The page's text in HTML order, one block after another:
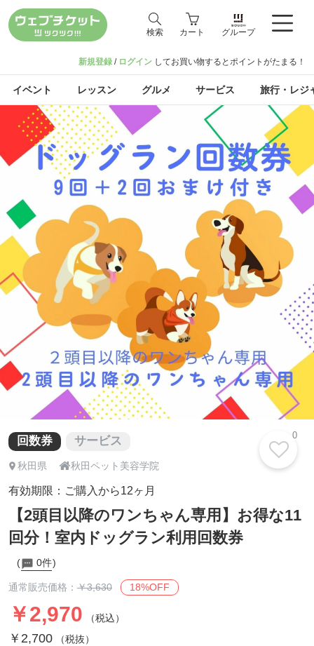
検索 カート グループ
新規登録 / ログイン してお買い物するとポイントがたまる！
イベント レッスン グルメ サービス 旅行・レジ
回数券 サービス
秋田県 秋田ペット美容学院
有効期限：ご購入から12ヶ月
【2頭目以降のワンちゃん専用】お得な11
回分！室内ドッグラン利用回数券
0件
通常販売価格： ￥3,630 18%OFF
￥2,970 （税込）
￥2,700（税抜）
0